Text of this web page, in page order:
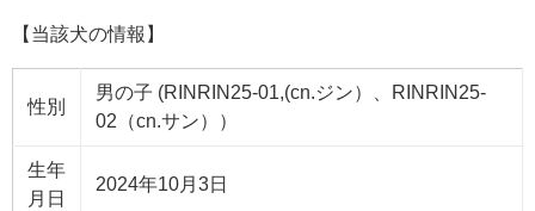
【当該犬の情報】
性別
男の子 (RINRIN25-01,(cn.ジン）、RINRIN25-
02（cn.サン））
生年
月日
2024年10月3日